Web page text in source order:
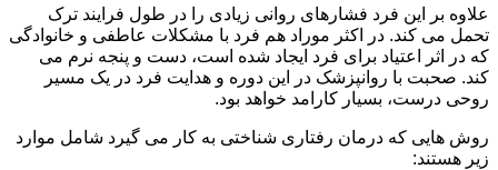
علاوه بر این فرد فشارهای روانی زیادی را در طول فرایند ترک
تحمل می کند. در اکثر موراد هم فرد با مشکلات عاطفی و خانوادگی
که در اثر اعتیاد برای فرد ایجاد شده است، دست و پنجه نرم می
کند. صحبت با روانپزشک در این دوره و هدایت فرد در یک مسیر
روحی درست، بسیار کارامد خواهد بود.
روش هایی که درمان رفتاری شناختی به کار می گیرد شامل موارد
زیر هستند: